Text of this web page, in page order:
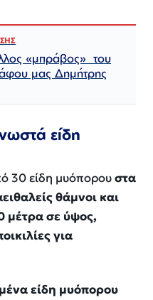
«μπράβος» του
μας Δημήτρης
είδη
30 είδη μυόπορουστα
θάμνοι και
μέτρα σε ύψος,
για
είδη μυόπορου